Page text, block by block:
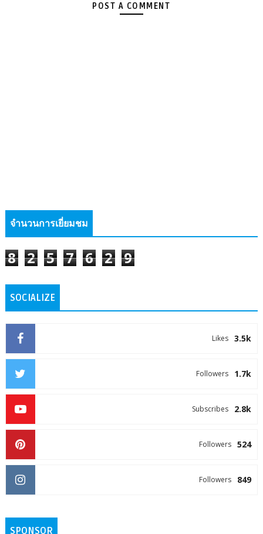
POST A COMMENT
จำนวนการเยี่ยมชม
8 2 5 7 6 2 9
SOCIALIZE
3.5k
Likes
1.7k
Followers
2.8k
Subscribes
524
Followers
849
Followers
SPONSOR